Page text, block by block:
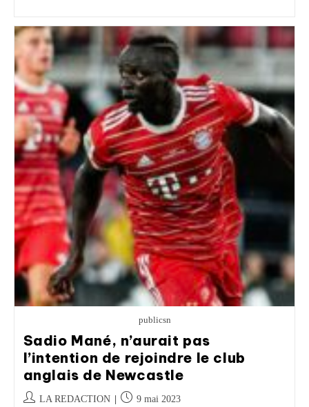
publicsn
Sadio Mané, n’aurait pas
l’intention de rejoindre le club
anglais de Newcastle
LA REDACTION 9 mai 2023